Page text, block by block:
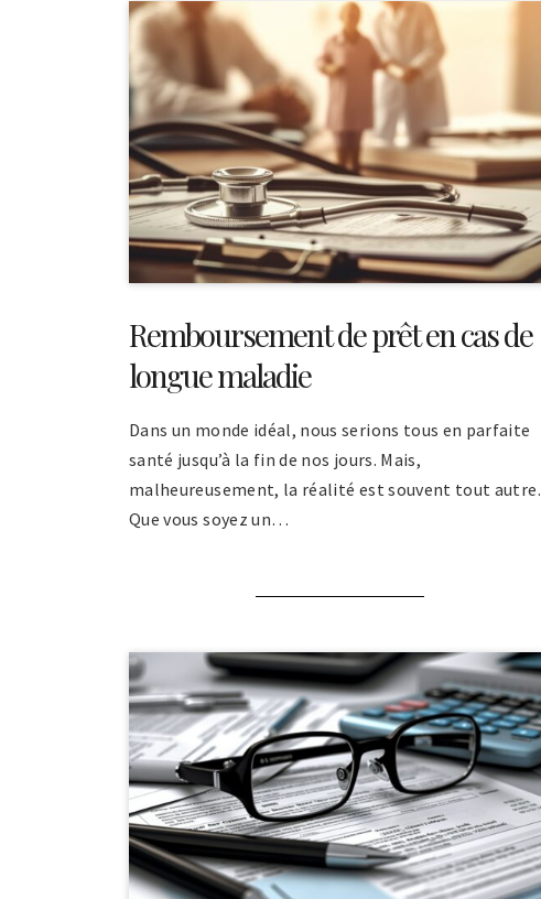
Remboursement de prêt en cas de
longue maladie
Dans un monde idéal, nous serions tous en parfaite
santé jusqu’à la fin de nos jours. Mais,
malheureusement, la réalité est souvent tout autre.
Que vous soyez un…